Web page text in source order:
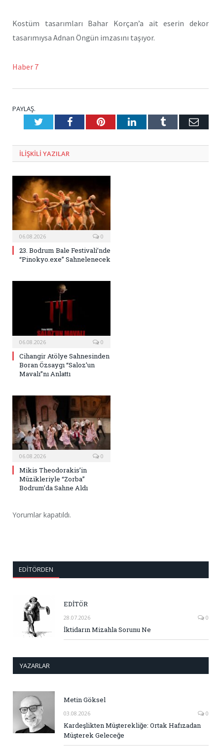
Kostüm tasarımları Bahar Korçan’a ait eserin dekor
tasarımıysa Adnan Öngün imzasını taşıyor.
Haber 7
PAYLAŞ.
TwitterFacebookPinterestLinkedInTumblr E-
ILIŞKILI YAZILAR
06.08.2026 0
23. Bodrum Bale Festivali’nde
“Pinokyo.exe” Sahnelenecek
06.08.2026 0
Cihangir Atölye Sahnesinden
Boran Özsaygı “Saloz’un
Mavalı”nı Anlattı
06.08.2026 0
Mikis Theodorakis’in
Müzikleriyle “Zorba”
Bodrum’da Sahne Aldı
Yorumlar kapatıldı.
EDITÖRDEN
EDİTÖR
28.07.2026 0
İktidarın Mizahla Sorunu Ne
YAZARLAR
Metin Göksel
03.08.2026 0
Kardeşlikten Müşterekliğe: Ortak Hafızadan
Müşterek Geleceğe